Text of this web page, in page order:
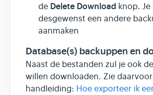
de Delete Download knop.
desgewenst een andere
aanmaken
Database(s) backuppen en
Naast de bestanden zul je ook
willen downloaden. Zie
handleiding: Hoe exporteer ik